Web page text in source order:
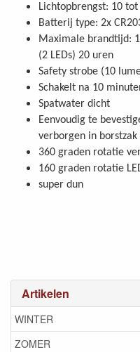
Artikelen
WINTER
ZOMER
Lichtopbrengst: 10
Batterij type: 2x
Maximale brandtijd:
(2 LEDs) 20 uren
Safety strobe (10
Schakelt na 10
Spatwater dicht
Eenvoudig te
verborgen in borstzak
360 graden rotatie
160 graden rotatie
super dun